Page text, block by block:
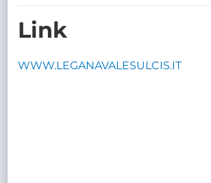
Link
WWW.LEGANAVALESULCIS.IT